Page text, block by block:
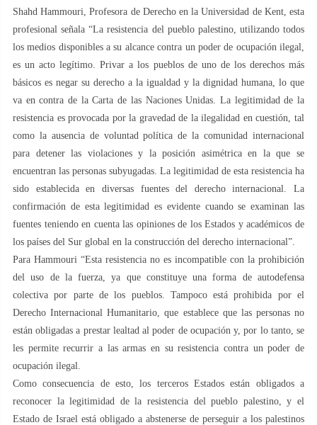
Shahd Hammouri, Profesora de Derecho en la Universidad de Kent, esta
profesional señala “La resistencia del pueblo palestino, utilizando todos
los medios disponibles a su alcance contra un poder de ocupación ilegal,
es un acto legítimo. Privar a los pueblos de uno de los derechos más
básicos es negar su derecho a la igualdad y la dignidad humana, lo que
va en contra de la Carta de las Naciones Unidas. La legitimidad de la
resistencia es provocada por la gravedad de la ilegalidad en cuestión, tal
como la ausencia de voluntad política de la comunidad internacional
para detener las violaciones y la posición asimétrica en la que se
encuentran las personas subyugadas. La legitimidad de esta resistencia ha
sido establecida en diversas fuentes del derecho internacional. La
confirmación de esta legitimidad es evidente cuando se examinan las
fuentes teniendo en cuenta las opiniones de los Estados y académicos de
los países del Sur global en la construcción del derecho internacional”.
Para Hammouri “Esta resistencia no es incompatible con la prohibición
del uso de la fuerza, ya que constituye una forma de autodefensa
colectiva por parte de los pueblos. Tampoco está prohibida por el
Derecho Internacional Humanitario, que establece que las personas no
están obligadas a prestar lealtad al poder de ocupación y, por lo tanto, se
les permite recurrir a las armas en su resistencia contra un poder de
ocupación ilegal.
Como consecuencia de esto, los terceros Estados están obligados a
reconocer la legitimidad de la resistencia del pueblo palestino, y el
Estado de Israel está obligado a abstenerse de perseguir a los palestinos